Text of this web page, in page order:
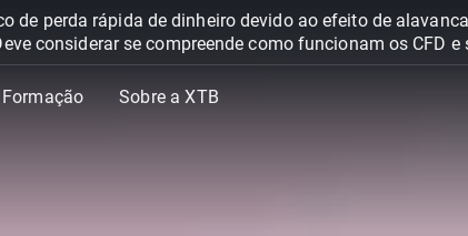
de perda rápida de dinheiro devido ao efeito de
considerar se compreende como funcionam os CFD
Formação Sobre a XTB